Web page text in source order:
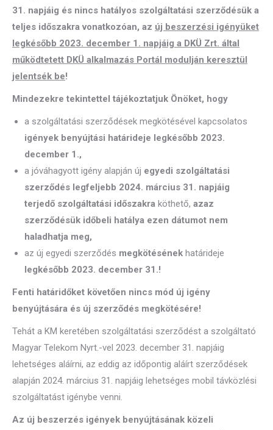
31. napjáig és nincs hatályos szolgáltatási szerződésük a
teljes időszakra vonatkozóan, az új beszerzési igényüket
legkésőbb 2023. december 1. napjáig a DKÜ Zrt. által
működtetett DKÜ alkalmazás Portál modulján keresztül
jelentsék be!
Mindezekre tekintettel tájékoztatjuk Önöket, hogy
a szolgáltatási szerződések megkötésével kapcsolatos
igények benyújtási határideje legkésőbb 2023.
december 1.,
a jóváhagyott igény alapján új egyedi szolgáltatási
szerződés legfeljebb 2024. március 31. napjáig
terjedő szolgáltatási időszakra köthető, azaz
szerződésük időbeli hatálya ezen dátumot nem
haladhatja meg,
az új egyedi szerződés megkötésének határideje
legkésőbb 2023. december 31.!
Fenti határidőket követően nincs mód új igény
benyújtására és új szerződés megkötésére!
Tehát a KM keretében szolgáltatási szerződést a szolgáltató
Magyar Telekom Nyrt.-vel 2023. december 31. napjáig
lehetséges aláírni, az eddig az időpontig aláírt szerződések
alapján 2024. március 31. napjáig lehetséges mobil távközlési
szolgáltatást igénybe venni.
Az új beszerzés igények benyújtásának közeli